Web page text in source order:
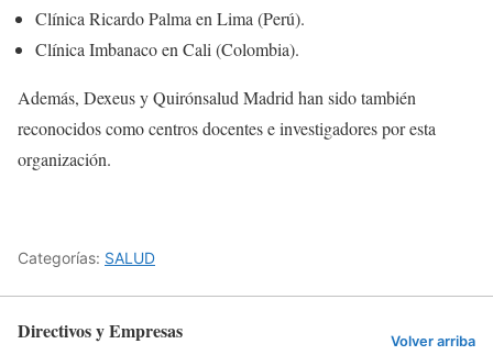
Clínica Ricardo Palma en Lima (Perú).
Clínica Imbanaco en Cali (Colombia).
Además, Dexeus y Quirónsalud Madrid han sido también
reconocidos como centros docentes e investigadores por esta
organización.
Categorías: SALUD
Directivos y Empresas Volver arriba